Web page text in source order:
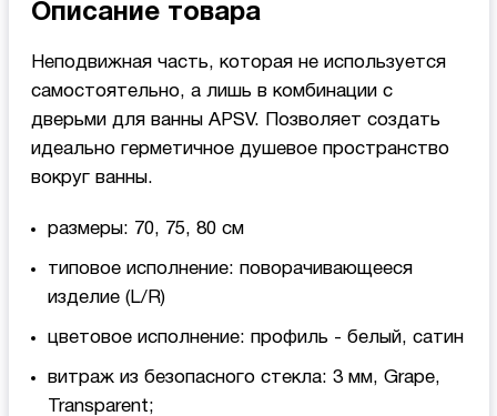
Описание товара
Неподвижная часть, которая не используется
самостоятельно, а лишь в комбинации с
дверьми для ванны APSV. Позволяет создать
идеально герметичное душевое пространство
вокруг ванны.
размеры: 70, 75, 80 см
типовое исполнение: поворачивающееся
изделие (L/R)
цветовое исполнение: профиль - белый, сатин
витраж из безопасного стекла: 3 мм, Grape,
Transparent;